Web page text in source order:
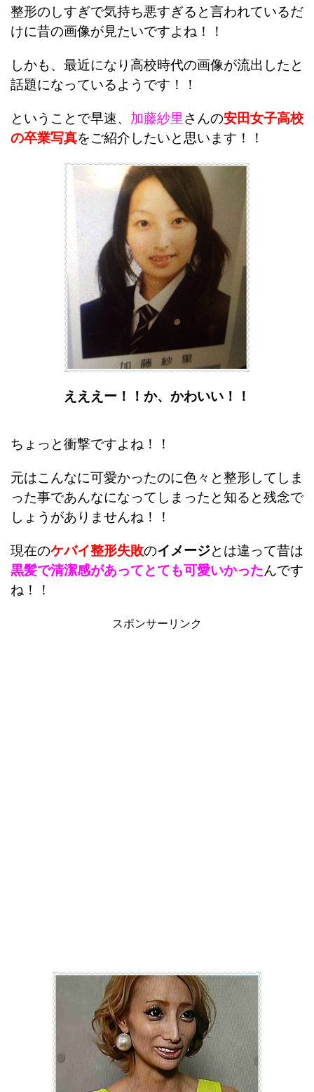
整形のしすぎで気持ち悪すぎると言われているだ
けに昔の画像が見たいですよね！！
しかも、最近になり高校時代の画像が流出したと
話題になっているようです！！
ということで早速、 加藤紗里さんの安田女子高校
の卒業写真をご紹介したいと思います！！
えええー！！か、かわいい！！
ちょっと衝撃ですよね！！
元はこんなに可愛かったのに色々と整形してしま
った事であんなになってしまったと知ると残念で
しょうがありませんね！！
現在のケバイ整形失敗のイメージとは違って昔は
黒髪で清潔感があってとても可愛いかったんです
ね！！
スポンサーリンク